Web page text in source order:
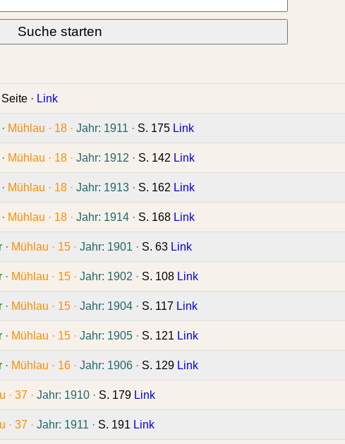
Seite · Link
Mühlau · 18 · Jahr: 1911 · S. 175 Link
Mühlau · 18 · Jahr: 1912 · S. 142 Link
Mühlau · 18 · Jahr: 1913 · S. 162 Link
Mühlau · 18 · Jahr: 1914 · S. 168 Link
Mühlau · 15 · Jahr: 1901 · S. 63 Link
Mühlau · 15 · Jahr: 1902 · S. 108 Link
Mühlau · 15 · Jahr: 1904 · S. 117 Link
Mühlau · 15 · Jahr: 1905 · S. 121 Link
Mühlau · 16 · Jahr: 1906 · S. 129 Link
· 37 · Jahr: 1910 · S. 179 Link
· 37 · Jahr: 1911 · S. 191 Link